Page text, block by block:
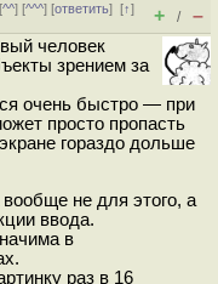
^^] [^^^] [ответить][↑]
+ / –
человек
зрением за
очень быстро — при
просто пропасть
гораздо дольше
не для этого, а
ввода.
в
раз в 16